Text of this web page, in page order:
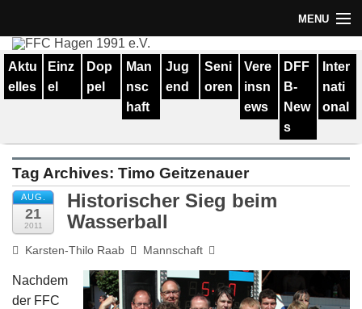
MENU
Termine
Erfolge
Geschichte
Partner
Training
Kontakt
Aktu
elles
Einz
el
Dop
pel
Man
nsc
haft
Jug
end
Seni
oren
Vere
insn
ews
DFF
B-
New
s
Inter
nati
onal
Tag Archives: Timo Geitzenauer
AUG.
21
2011
Historischer Sieg beim
Wasserball
Karsten-Thilo Raab Mannschaft
Nachdem
der FFC